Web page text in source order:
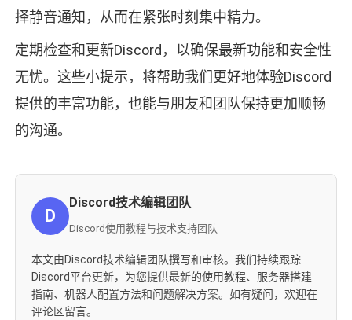
择静音通知，从而在紧张时刻集中精力。
定期检查和更新Discord，以确保最新功能和安全性
无忧。这些小提示，将帮助我们更好地体验Discord
提供的丰富功能，也能与朋友和团队保持更加顺畅
的沟通。
D
Discord技术编辑团队
Discord使用教程与技术支持团队
本文由Discord技术编辑团队撰写和审核。我们持续跟踪
Discord平台更新，为您提供最新的使用教程、服务器搭建
指南、机器人配置方法和问题解决方案。如有疑问，欢迎在
评论区留言。